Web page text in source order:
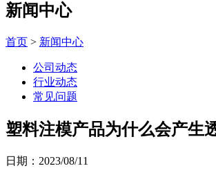
新闻中心
首页 > 新闻中心
公司动态
行业动态
常见问题
塑料注模产品为什么会产生
日期：2023/08/11